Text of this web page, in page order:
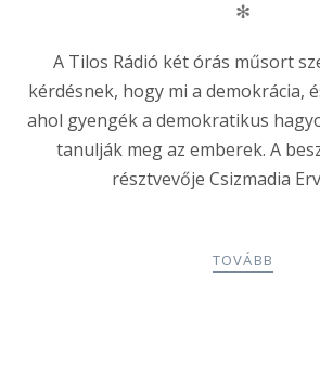
✻
A Tilos Rádió két órás műsort
kérdésnek, hogy mi a demokrácia,
ahol gyengék a demokratikus
tanulják meg az emberek. A
résztvevője Csizmadia
TOVÁBB